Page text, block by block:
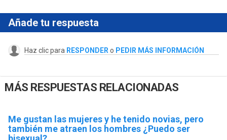
Añade tu respuesta
Haz clic para RESPONDER o PEDIR MÁS INFORMACIÓN
MÁS RESPUESTAS RELACIONADAS
Me gustan las mujeres y he tenido novias, pero
también me atraen los hombres ¿Puedo ser